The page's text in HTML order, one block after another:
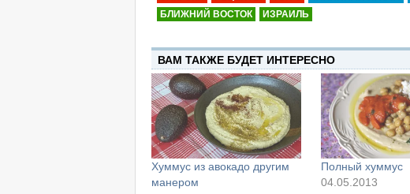
БЛИЖНИЙ ВОСТОК
ИЗРАИЛЬ
ВАМ ТАКЖЕ БУДЕТ ИНТЕРЕСНО
Хуммус из авокадо другим
манером
Полный хуммус
04.05.2013